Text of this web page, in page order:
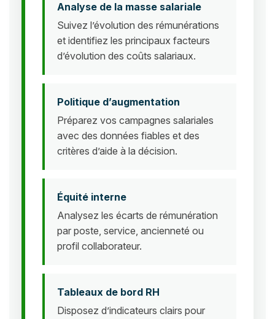
Analyse de la masse salariale
Suivez l’évolution des rémunérations
et identifiez les principaux facteurs
d’évolution des coûts salariaux.
Politique d’augmentation
Préparez vos campagnes salariales
avec des données fiables et des
critères d’aide à la décision.
Équité interne
Analysez les écarts de rémunération
par poste, service, ancienneté ou
profil collaborateur.
Tableaux de bord RH
Disposez d’indicateurs clairs pour